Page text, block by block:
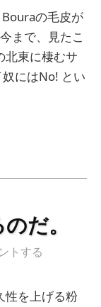
の毛皮が
まで、見たこ
北東に棲むサ
にはNo! とい
だ。
トする
性を上げる粉